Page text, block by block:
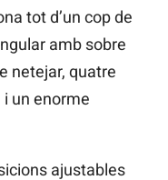
tot d’un cop de
amb sobre
netejar, quatre
un enorme
ajustables